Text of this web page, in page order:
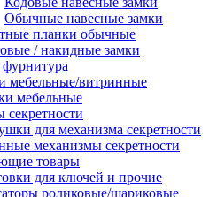
Обычные навесные замки
планки обычные
/ накидные замки
мебельные/витринные
мебельные
для механизма секретности
механизмы секретности
товары
для ключей и прочие
роликовые/шариковые